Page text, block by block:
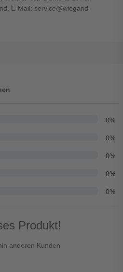
E-Mail: service@wiegand-
0%
0%
0%
0%
0%
Produkt!
anderen Kunden